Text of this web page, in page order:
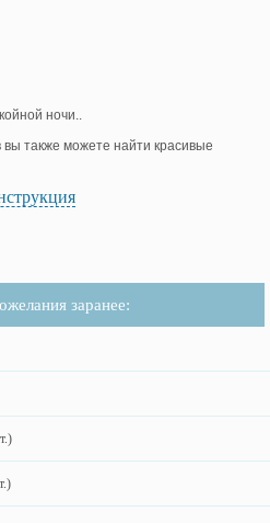
ночи..
вы также можете найти красивые
заранее: